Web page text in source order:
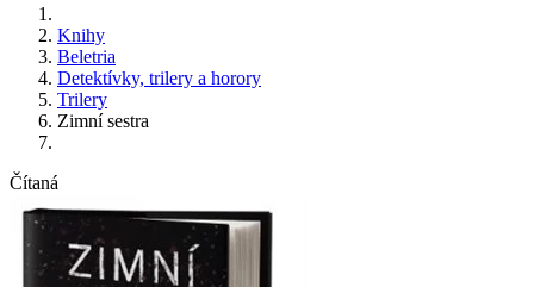
Knihy
Beletria
Detektívky, trilery a horory
Trilery
Zimní sestra
Čítaná